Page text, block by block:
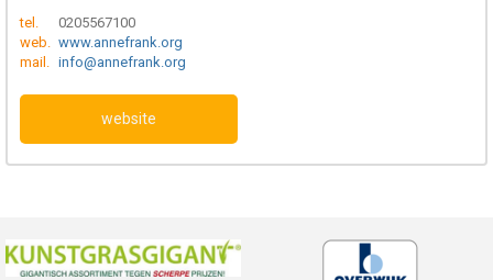
tel.
0205567100
web. www.annefrank.org
mail. info@annefrank.org
website